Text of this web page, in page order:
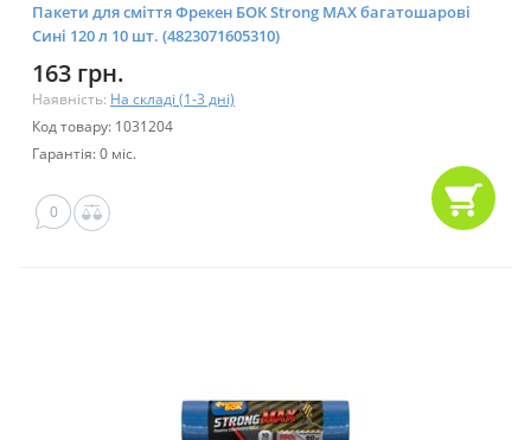
Пакети для сміття Фрекен БОК Strong MAX багатошарові
Сині 120 л 10 шт. (4823071605310)
163 грн.
Наявність: На складі (1-3 дні)
Код товару: 1031204
Гарантія: 0 міс.
0